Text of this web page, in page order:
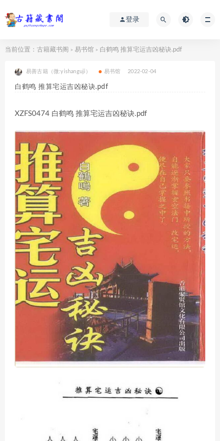
登录
当前位置： 古籍藏书阁 > 易书馆 > 白鹤鸣 推算宅运吉凶秘诀.pdf
易善古籍（微:yishanguji） 易书馆 2022-02-04
白鹤鸣 推算宅运吉凶秘诀.pdf
XZFS0474 白鹤鸣 推算宅运吉凶秘诀.pdf